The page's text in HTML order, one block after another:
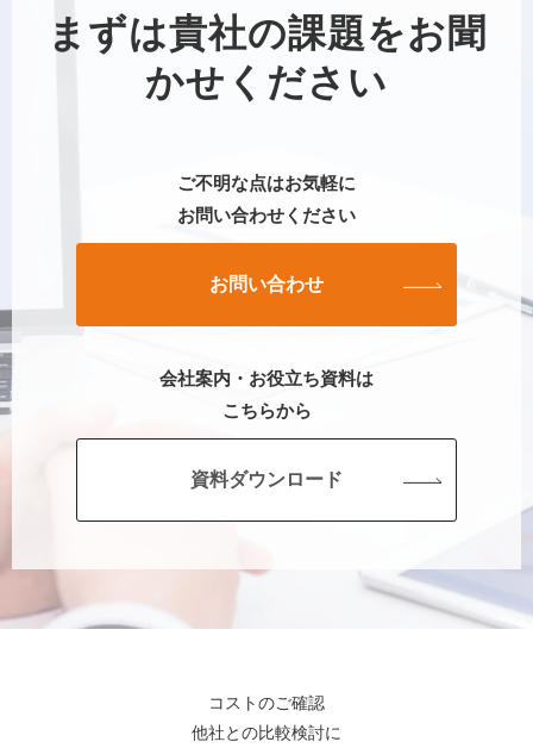
まずは貴社の課題をお聞
かせください
ご不明な点はお気軽に
お問い合わせください
お問い合わせ
会社案内・お役立ち資料は
こちらから
資料ダウンロード
コストのご確認
他社との比較検討に